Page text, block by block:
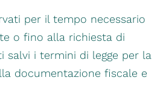
per il tempo necessario
o fino alla richiesta di
salvi i termini di legge per la
documentazione fiscale e